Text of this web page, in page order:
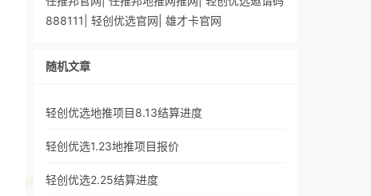
888111
轻创优选官网 雄才卡官网
随机文章
轻创优选地推项目8.13结算进度
轻创优选1.23地推项目报价
轻创优选2.25结算进度